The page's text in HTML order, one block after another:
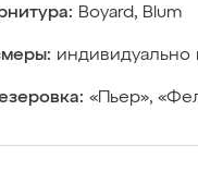
Boyard, Blum
индивидуально
«Пьер»,